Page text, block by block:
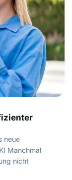
neue
Manchmal
nicht